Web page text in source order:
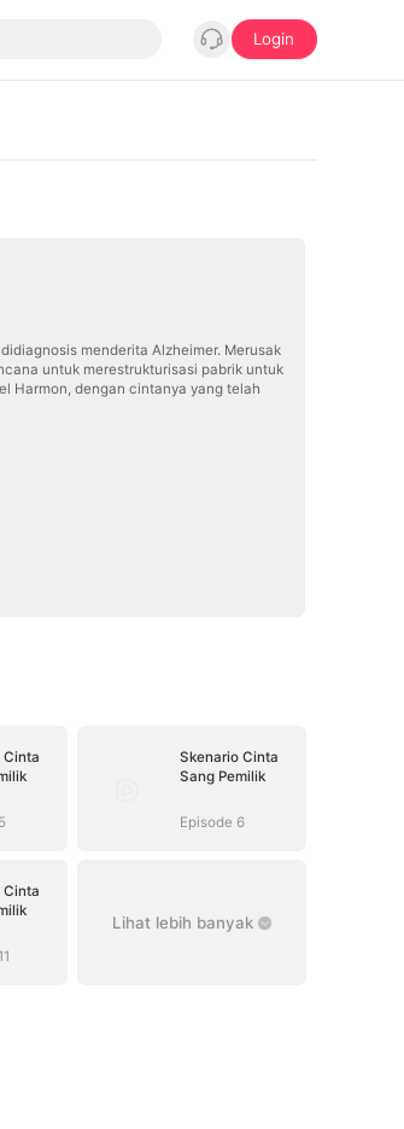
Login
menderita Alzheimer. Merusak
untuk merestrukturisasi pabrik untuk
Harmon, dengan cintanya yang telah
Cinta
Skenario Cinta
Sang Pemilik
Episode 6
Cinta
Lihat lebih banyak